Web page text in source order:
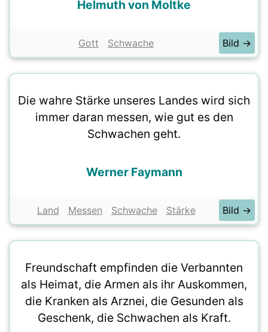
Helmuth von Moltke
Gott Schwache Bild →
Die wahre Stärke unseres Landes wird sich
immer daran messen, wie gut es den
Schwachen geht.
Werner Faymann
Land Messen Schwache Stärke Bild →
Freundschaft empfinden die Verbannten
als Heimat, die Armen als ihr Auskommen,
die Kranken als Arznei, die Gesunden als
Geschenk, die Schwachen als Kraft.